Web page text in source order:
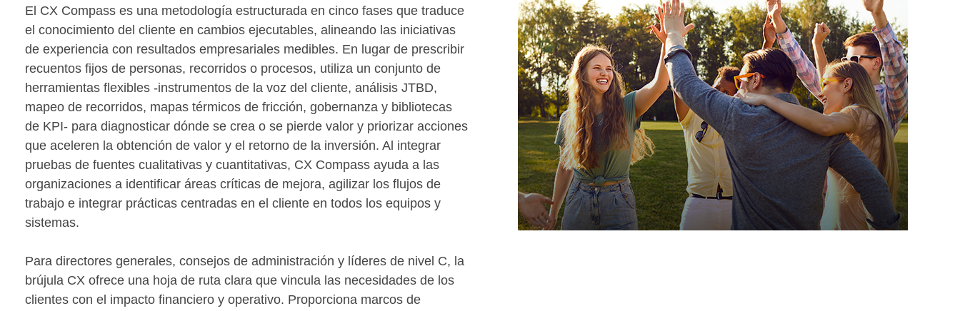
El CX Compass es una metodología estructurada en cinco fases que traduce
el conocimiento del cliente en cambios ejecutables, alineando las iniciativas
de experiencia con resultados empresariales medibles. En lugar de prescribir
recuentos fijos de personas, recorridos o procesos, utiliza un conjunto de
herramientas flexibles -instrumentos de la voz del cliente, análisis JTBD,
mapeo de recorridos, mapas térmicos de fricción, gobernanza y bibliotecas
de KPI- para diagnosticar dónde se crea o se pierde valor y priorizar acciones
que aceleren la obtención de valor y el retorno de la inversión. Al integrar
pruebas de fuentes cualitativas y cuantitativas, CX Compass ayuda a las
organizaciones a identificar áreas críticas de mejora, agilizar los flujos de
trabajo e integrar prácticas centradas en el cliente en todos los equipos y
sistemas.
Para directores generales, consejos de administración y líderes de nivel C, la
brújula CX ofrece una hoja de ruta clara que vincula las necesidades de los
clientes con el impacto financiero y operativo. Proporciona marcos de